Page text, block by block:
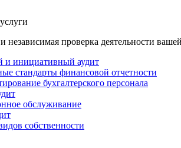
независимая проверка деятельности
и инициативный аудит
стандарты финансовой отчетности
бухгалтерского персонала
обслуживание
собственности